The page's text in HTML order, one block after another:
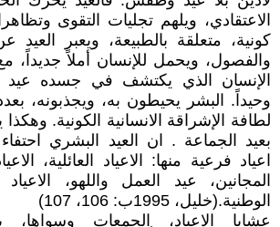
الاعتقادي، ويلهم تجليات التقوى
كونية، متعلقة بالطبيعة، ويعبر العيد
والفصول، ويحمل للإنسان أملاً
الإنسان الذي يكتشف في جسده عيد
وحيداً. البشر يحيطون به، ويجذبونه،
لطافة الإشراقة الانسانية الكونية.
بعيد الجماعة . ان العيد البشري احتفاء
اعياد فرعية منها: الاعياد العائلية،
المجانين، عيد العمل واللهو، الاعياد
الوطنية.(خليل، 1995ب: 106، 107)
عشايا الاعياد، الجمعات وسواها،